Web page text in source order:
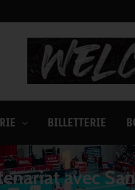
BILLETTERIE
avec